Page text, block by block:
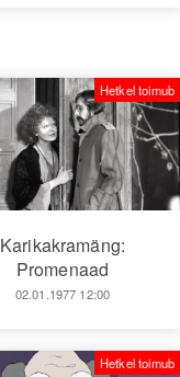
Karikakramäng:
Promenaad
02.01.1977 12:00
Hetkel toimub
Hetkel toimub